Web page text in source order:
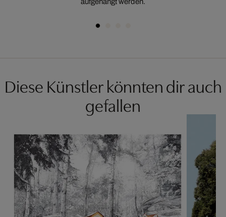
aufgehängt werden.
Diese Künstler könnten dir auch
gefallen